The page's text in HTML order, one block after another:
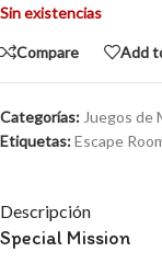
Sin existencias
Compare Add
Categorías: Juegos de
Etiquetas:Escape
Descripción
Special Mission